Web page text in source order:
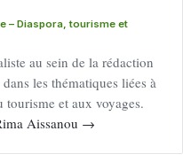
– Diaspora, tourisme et
au sein de la rédaction
les thématiques liées à
tourisme et aux voyages.
Aissanou →